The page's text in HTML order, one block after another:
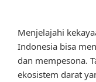
Menjelajahi
Indonesia bisa
dan mempesona.
ekosistem darat